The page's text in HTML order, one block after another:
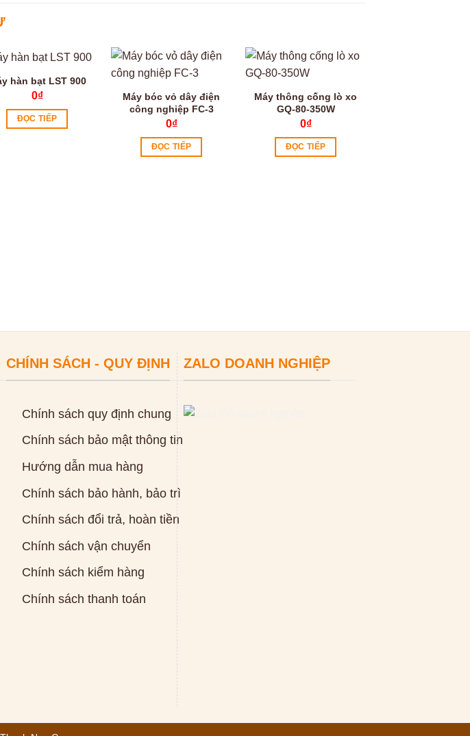
hàn bạt LST 900
0₫
ĐỌC TIẾP
Máy bóc vỏ dây điện
công nghiệp FC-3
0₫
ĐỌC TIẾP
Máy thông cống lò xo
GQ-80-350W
0₫
ĐỌC TIẾP
CHÍNH SÁCH - QUY ĐỊNH
Chính sách quy định chung
Chính sách bảo mật thông tin
Hướng dẫn mua hàng
Chính sách bảo hành, bảo trì
Chính sách đổi trả, hoàn tiền
Chính sách vận chuyển
Chính sách kiểm hàng
Chính sách thanh toán
ZALO DOANH NGHIỆP